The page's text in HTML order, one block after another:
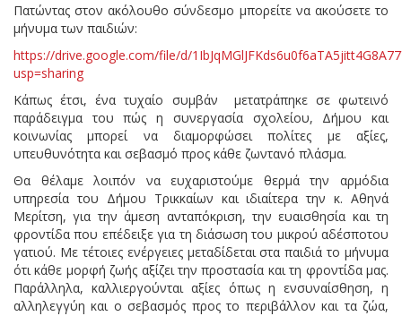
Πατώντας στον ακόλουθο σύνδεσμο μπορείτε να ακούσετε το
μήνυμα των παιδιών:
https://drive.google.com/file/d/
usp=sharing
Κάπως έτσι, ένα τυχαίο συμβάν μετατράπηκε σε φωτεινό
παράδειγμα του πώς η συνεργασία σχολείου, Δήμου και
κοινωνίας μπορεί να διαμορφώσει πολίτες με αξίες,
υπευθυνότητα και σεβασμό προς κάθε ζωντανό πλάσμα.
Θα θέλαμε λοιπόν να ευχαριστούμε θερμά την αρμόδια
υπηρεσία του Δήμου Τρικκαίων και ιδιαίτερα την κ. Αθηνά
Μερίτση, για την άμεση ανταπόκριση, την ευαισθησία και τη
φροντίδα που επέδειξε για τη διάσωση του μικρού αδέσποτου
γατιού. Με τέτοιες ενέργειες μεταδίδεται στα παιδιά το μήνυμα
ότι κάθε μορφή ζωής αξίζει την προστασία και τη φροντίδα μας.
Παράλληλα, καλλιεργούνται αξίες όπως η ενσυναίσθηση, η
αλληλεγγύη και ο σεβασμός προς το περιβάλλον και τα ζώα,